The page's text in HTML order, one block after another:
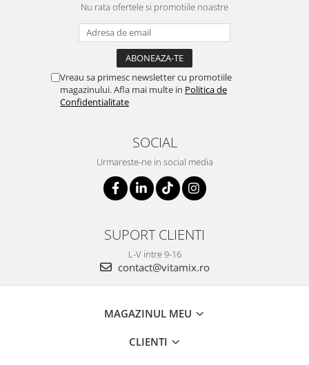
Nu rata ofertele si promotiile noastre
Vreau sa primesc newsletter cu promotiile
magazinului. Afla mai multe in Politica de
Confidentialitate
SOCIAL
Urmareste-ne in social media
SUPORT CLIENTI
L-V intre 9-16
contact@vitamix.ro
MAGAZINUL MEU
CLIENTI